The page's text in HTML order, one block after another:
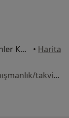
Birlik Mah. Bahçeler Cad. No: 5 (Esenler Kültür Merkezi Karşısı), Esenler • Harita
Bu uzman ilgili adres için online danışmanlık/takvim sunmuyor.